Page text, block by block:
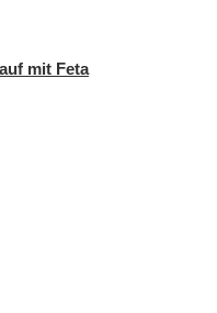
mit Feta